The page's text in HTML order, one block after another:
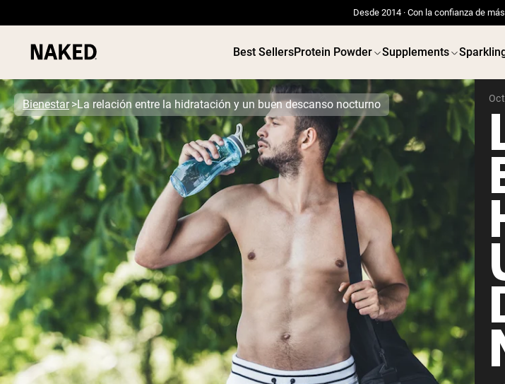
Desde 2014 · Con la confianza de
Best SellersProtein Powder Supplements
Términos de Búsqueda Populares
”Protein Powder“
”Overnight Oats“
”Vegan protein“
”Collagen“
”Micellar Casein“
Bienestar La relación entre la hidratación y un buen descanso nocturno